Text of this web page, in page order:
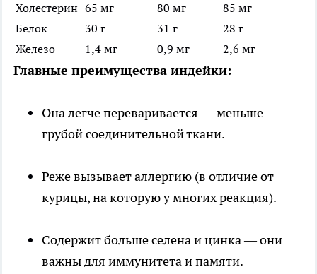
Холестерин 65 мг 80 мг
85 мг
Белок
30 г 31 г
28 г
Железо
1,4 мг 0,9 мг 2,6 мг
Главные преимущества индейки:
Она легче переваривается — меньше
грубой соединительной ткани.
Реже вызывает аллергию (в отличие от
курицы, на которую у многих реакция).
Содержит больше селена и цинка — они
важны для иммунитета и памяти.